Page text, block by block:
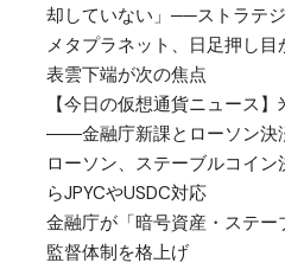
却していない」──ストラテ
メタプラネット、日足押し
表雲下端が次の焦点
【今日の仮想通貨ニュース
――金融庁新課とローソン決
ローソン、ステーブルコイ
らJPYCやUSDC対応
金融庁が「暗号資産・ステ
監督体制を格上げ